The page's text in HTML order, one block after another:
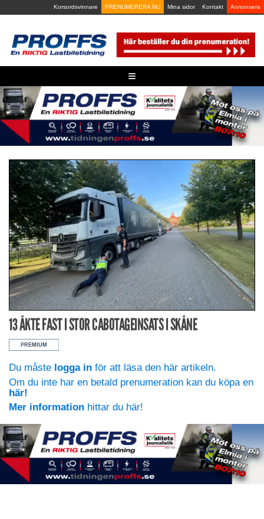
to
Korsordsvinnare PRENUMERERA NU Mina sidor Kontakt Annonsera
≡
13 ÅKTE FAST I STOR CABOTAGEINSATS I SKÅNE
Du måste logga in för att läsa den här artikeln.
Om du inte har en betald prenumeration kan du köpa en
här!
Mer information hittar du här!